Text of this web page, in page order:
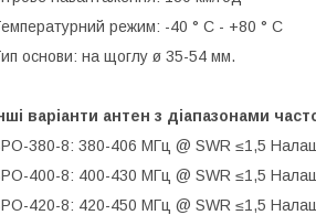
режим: -40 ° С - +80 ° С
основи: на щоглу ø 35-54 мм.
варіанти антен з діапазонами
380-8: 380-406 МГц @ SWR ≤1,5
400-8: 400-430 МГц @ SWR ≤1,5
420-8: 420-450 МГц @ SWR ≤1,5